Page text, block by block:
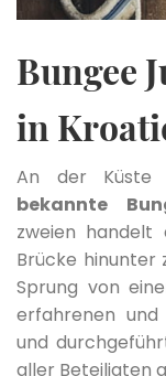
Bungee
in
An der Küste
bekannte
zweien
Brücke hinunter
Sprung von
erfahrenen und
und
aller Beteiligten